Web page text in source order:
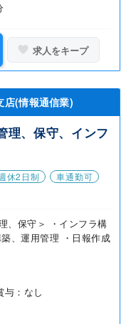
求人をキープ
(情報通信業)
理、保守、インフ
休2日制
車通勤可
、保守＞ ・インフラ構
、運用管理 ・日報作成
：なし